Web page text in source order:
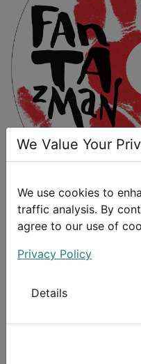
Tu będę
Poprzednia strona:
We Value Your
We use cookies to
traffic analysis. By
agree to our use of
Privacy Policy
Details